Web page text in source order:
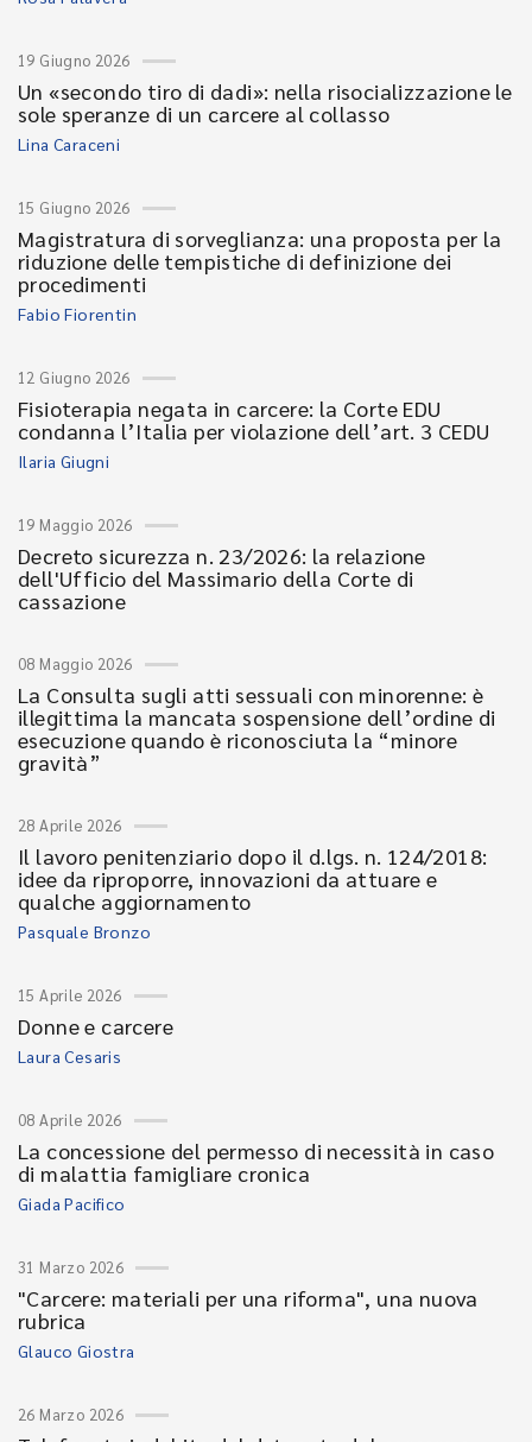
19 Giugno 2026
Un «secondo tiro di dadi»: nella risocializzazione le
sole speranze di un carcere al collasso
Lina Caraceni
15 Giugno 2026
Magistratura di sorveglianza: una proposta per la
riduzione delle tempistiche di definizione dei
procedimenti
Fabio Fiorentin
12 Giugno 2026
Fisioterapia negata in carcere: la Corte EDU
condanna l’Italia per violazione dell’art. 3 CEDU
Ilaria Giugni
19 Maggio 2026
Decreto sicurezza n. 23/2026: la relazione
dell'Ufficio del Massimario della Corte di
cassazione
08 Maggio 2026
La Consulta sugli atti sessuali con minorenne: è
illegittima la mancata sospensione dell’ordine di
esecuzione quando è riconosciuta la “minore
gravità”
28 Aprile 2026
Il lavoro penitenziario dopo il d.lgs. n. 124/2018:
idee da riproporre, innovazioni da attuare e
qualche aggiornamento
Pasquale Bronzo
15 Aprile 2026
Donne e carcere
Laura Cesaris
08 Aprile 2026
La concessione del permesso di necessità in caso
di malattia famigliare cronica
Giada Pacifico
31 Marzo 2026
"Carcere: materiali per una riforma", una nuova
rubrica
Glauco Giostra
26 Marzo 2026